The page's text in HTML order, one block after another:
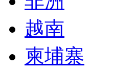
越南
柬埔寨